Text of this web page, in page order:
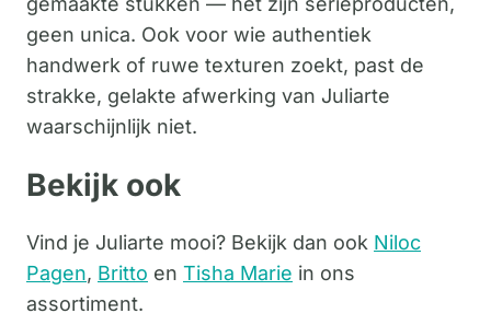
geen unica. Ook voor wie authentiek
handwerk of ruwe texturen zoekt, past de
strakke, gelakte afwerking van Juliarte
waarschijnlijk niet.
Bekijk ook
Vind je Juliarte mooi? Bekijk dan ook Niloc
Pagen, Britto en Tisha Marie in ons
assortiment.